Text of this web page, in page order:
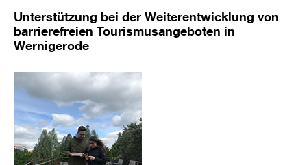
Unterstützung bei der Weiterentwicklung von
barrierefreien Tourismusangeboten in
Wernigerode